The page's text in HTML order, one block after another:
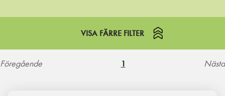
VISA FÄRRE FILTER
Föregående 1 Nästa